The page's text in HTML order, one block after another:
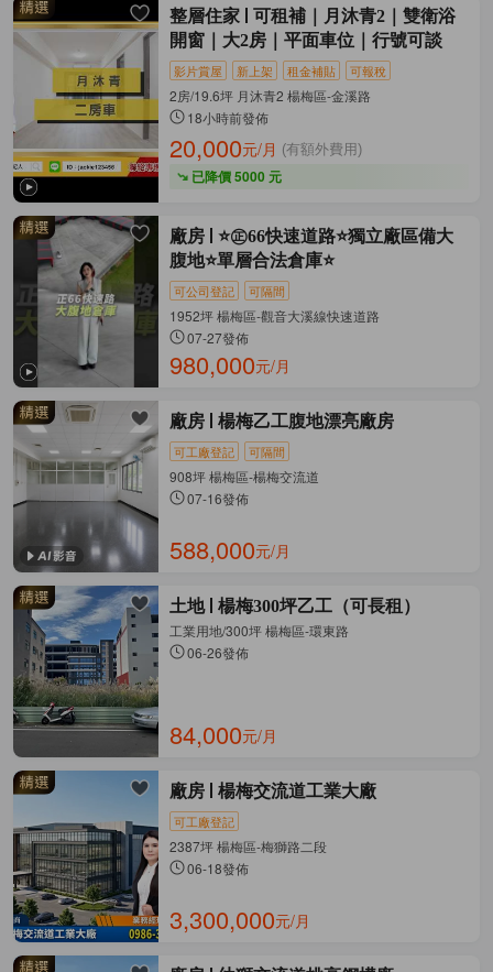
整層住家
可租補｜月沐青2｜雙衛浴
開窗｜大2房｜平面車位｜行號可談
影片賞屋 新上架 租金補貼 可報稅
2房/19.6坪 月沐青2 楊梅區-金溪路
18小時前發佈
20,000元/月 (有額外費用)
已降價 5000 元
廠房
⭐㊣66快速道路⭐獨立廠區備大
腹地⭐單層合法倉庫⭐
可公司登記 可隔間
1952坪 楊梅區-觀音大溪線快速道路
07-27發佈
980,000元/月
廠房 楊梅乙工腹地漂亮廠房
可工廠登記 可隔間
908坪 楊梅區-楊梅交流道
07-16發佈
588,000元/月
土地
楊梅300坪乙工（可長租）
工業用地/300坪 楊梅區-環東路
06-26發佈
84,000元/月
廠房 楊梅交流道工業大廠
可工廠登記
2387坪 楊梅區-梅獅路二段
06-18發佈
3,300,000元/月